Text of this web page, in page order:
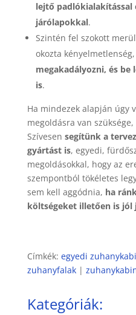
lejtő padlókialakítással
járólapokkal.
Szintén fel szokott
okozta
megakadályozni, és
is.
Ha mindezek alapján úgy
megoldásra van
Szívesen segítünk a
gyártást is, egyedi,
megoldásokkal, hogy az
szempontból tökéletes
sem kell aggódnia, ha
költségeket illetően is jól
Címkék: egyedi
zuhanyfalak|
Kategóriák: